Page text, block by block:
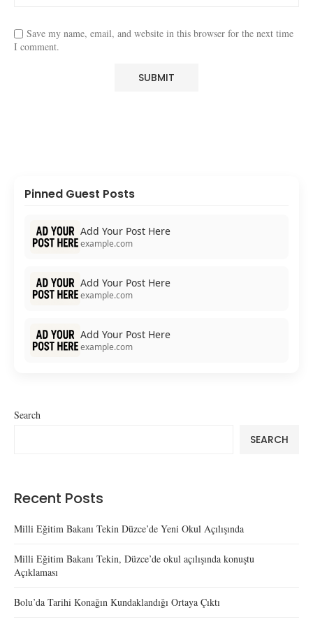
Save my name, email, and website in this browser for the next time
I comment.
Pinned Guest Posts
Add Your Post Here
example.com
Add Your Post Here
example.com
Add Your Post Here
example.com
Search
SEARCH
Recent Posts
Milli Eğitim Bakanı Tekin Düzce’de Yeni Okul Açılışında
Milli Eğitim Bakanı Tekin, Düzce’de okul açılışında konuştu
Açıklaması
Bolu’da Tarihi Konağın Kundaklandığı Ortaya Çıktı